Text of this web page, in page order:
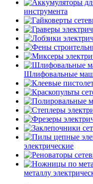
инструмента
Шлифовальные
электрические
металлу